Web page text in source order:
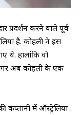
करने वाले पूर्व
है. कोहली ने इस
थे. हालांकि वो
अब कोहली के एक
कप्तानी में ऑस्ट्रेलिया